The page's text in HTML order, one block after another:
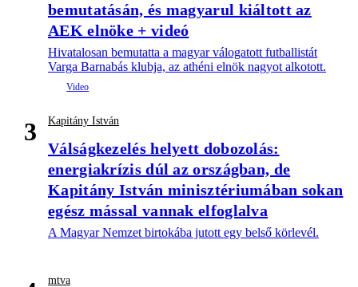
bemutatásán, és magyarul kiáltott az
AEK elnöke + videó
Hivatalosan bemutatta a magyar válogatott futballistát
Varga Barnabás klubja, az athéni elnök nagyot alkotott.
3 Kapitány István
Válságkezelés helyett dobozolás:
energiakrízis dúl az országban, de
Kapitány István minisztériumában sokan
egész mással vannak elfoglalva
A Magyar Nemzet birtokába jutott egy belső körlevél.
mtva